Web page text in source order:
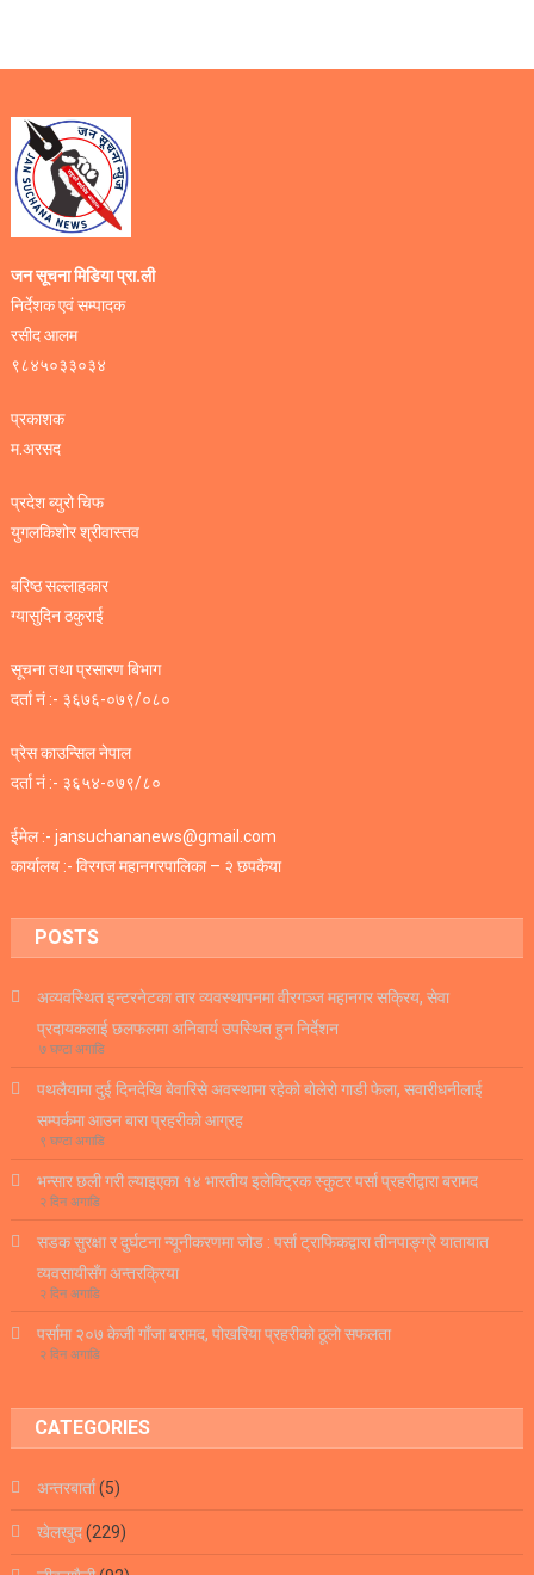
जन सूचना मिडिया प्रा.ली
निर्देशक एवं सम्पादक
रसीद आलम
९८४५०३३०३४
प्रकाशक
म.अरसद
प्रदेश ब्युरो चिफ
युगलकिशोर श्रीवास्तव
बरिष्ठ सल्लाहकार
ग्यासुदिन ठकुराई
सूचना तथा प्रसारण बिभाग
दर्ता नं :- ३६७६-०७९/०८०
प्रेस काउन्सिल नेपाल
दर्ता नं :- ३६५४-०७९/८०
ईमेल :- jansuchananews@gmail.com
कार्यालय :- विरगज महानगरपालिका – २ छपकैया
POSTS
अव्यवस्थित इन्टरनेटका तार व्यवस्थापनमा वीरगञ्ज महानगर सक्रिय, सेवा
प्रदायकलाई छलफलमा अनिवार्य उपस्थित हुन निर्देशन
७ घण्टा अगाडि
पथलैयामा दुई दिनदेखि बेवारिसे अवस्थामा रहेको बोलेरो गाडी फेला, सवारीधनीलाई
सम्पर्कमा आउन बारा प्रहरीको आग्रह
९ घण्टा अगाडि
भन्सार छली गरी ल्याइएका १४ भारतीय इलेक्ट्रिक स्कुटर पर्सा प्रहरीद्वारा बरामद
२ दिन अगाडि
सडक सुरक्षा र दुर्घटना न्यूनीकरणमा जोड : पर्सा ट्राफिकद्वारा तीनपाङ्ग्रे यातायात
व्यवसायीसँग अन्तरक्रिया
२ दिन अगाडि
पर्सामा २०७ केजी गाँजा बरामद, पोखरिया प्रहरीको ठूलो सफलता
२ दिन अगाडि
CATEGORIES
अन्तरबार्ता(5)
खेलखुद(229)